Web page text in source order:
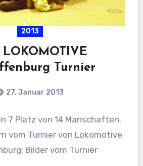
2013
LOKOMOTIVE
Turnier
27. Januar 2013
vom Turnier von Lokomotive
Bilder vom Turnier